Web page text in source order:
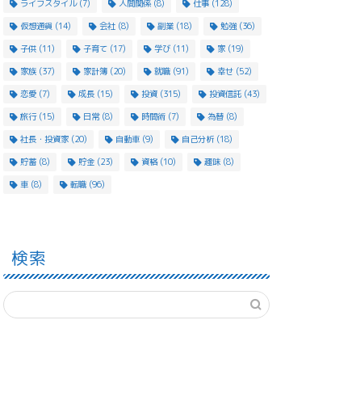
ライフスタイル(7) 人間関係(8) 仕事(128)
仮想通貨 (14) 会社(8) 副業(18) 勉強(36)
子供(11) 子育て(17) 学び(11) 家(19)
家族(37) 家計簿(20) 就職(91) 幸せ(52)
恋愛(7) 成長(15) 投資(315) 投資信託(43)
旅行(15) 日常(8) 時間術(7) 為替(8)
社長・投資家(20) 自動車(9) 自己分析(18)
貯蓄(8) 貯金(23) 資格(10) 趣味(8)
車(8) 転職(96)
検索